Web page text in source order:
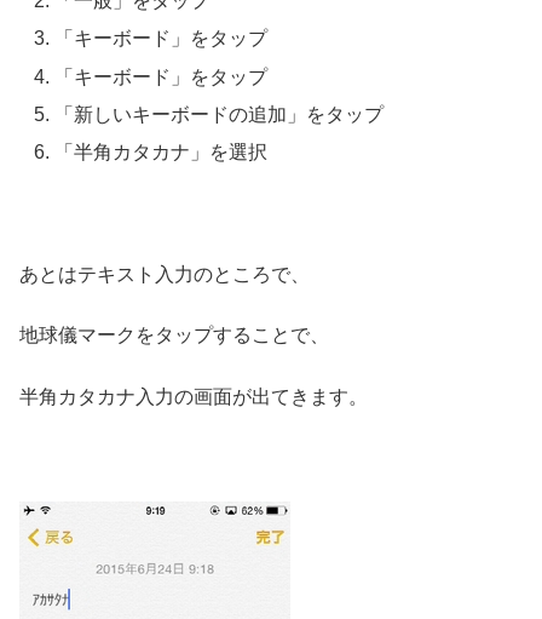
「キーボード」をタップ
「キーボード」をタップ
「新しいキーボードの追加」をタップ
「半角カタカナ」を選択
あとはテキスト入力のところで、
地球儀マークをタップすることで、
半角カタカナ入力の画面が出てきます。